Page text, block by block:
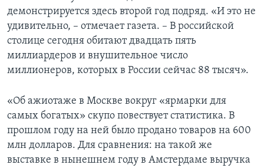
демонстрируется здесь второй год подряд. «И это не
удивительно, – отмечает газета. – В российской
столице сегодня обитают двадцать пять
миллиардеров и внушительное число
миллионеров, которых в России сейчас 88 тысяч».
«Об ажиотаже в Москве вокруг «ярмарки для
самых богатых» скупо повествует статистика. В
прошлом году на ней было продано товаров на 600
млн долларов. Для сравнения: на такой же
выставке в нынешнем году в Амстердаме выручка